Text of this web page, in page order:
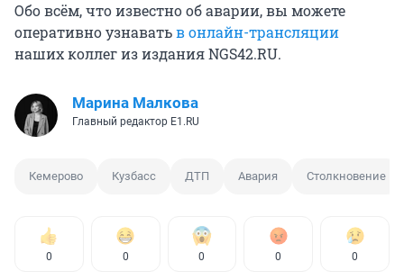
Обо всём, что известно об аварии, вы можете
оперативно узнаватьв онлайн-трансляции
наших коллег из издания NGS42.RU.
Марина Малкова
Главный редактор Е1.RU
Кемерово Кузбасс ДТП Авария Столкновение
0 0 0 0 0